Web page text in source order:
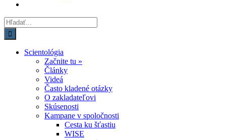
Hľadať:
Scientológia
Začnite tu »
Články
Videá
Často kladené otázky
O zakladateľovi
Skúsenosti
Kampane v spoločnosti
Cesta ku šťastiu
WISE